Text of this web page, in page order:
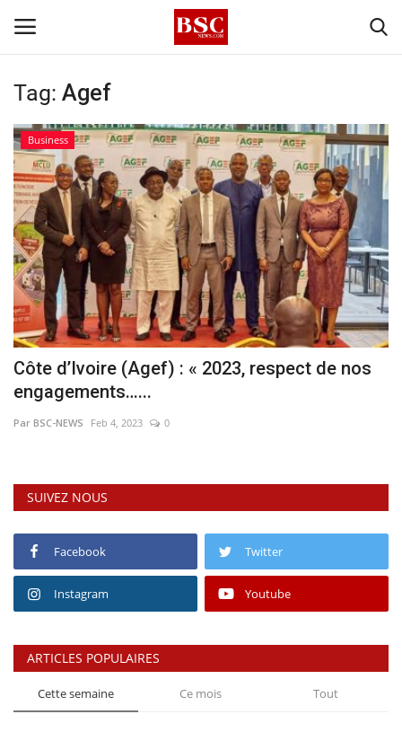
Accueil
Contact
A propos
Signature
Témoignage
Business
Culture
Sublimes cerveaux
Sport
Autr'Actu
Tag: Agef
Business
Côte d’Ivoire (Agef) : « 2023, respect de nos
engagements…...
Par BSC-NEWS Feb 4, 2023 0
SUIVEZ NOUS
Facebook Twitter
Instagram Youtube
ARTICLES POPULAIRES
Cette semaine Ce mois Tout